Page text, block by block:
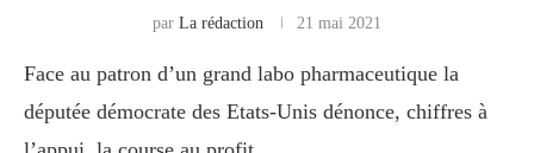
par La rédaction 21 mai 2021
Face au patron d’un grand labo pharmaceutique la
députée démocrate des Etats-Unis dénonce, chiffres à